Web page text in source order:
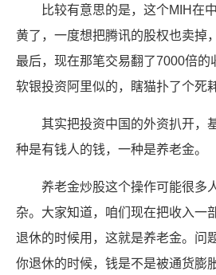
比较有意思的是，这个MIH在
黄了，一度想把腾讯的股权也卖掉
最后，现在那笔交易翻了7000倍的
软银投资阿里似的，瞎猫扑了个死
其实把投资中国的外资扒开，
种是有钱人的钱，一种是养老金。
养老金炒股这个操作可能很多
杂。大家知道，咱们现在把收入一
退休的时候用，这就是养老金。问
你退休的时候，钱是不是被通货膨